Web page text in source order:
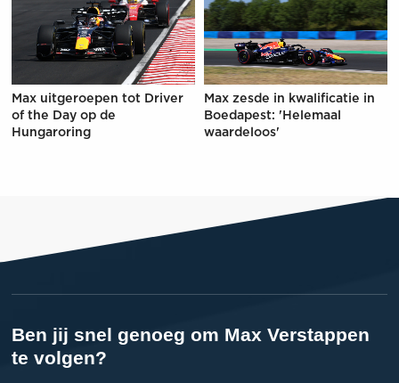
Max uitgeroepen tot Driver
of the Day op de
Hungaroring
Max zesde in kwalificatie in
Boedapest: 'Helemaal
waardeloos'
Ben jij snel genoeg om Max Verstappen
te volgen?